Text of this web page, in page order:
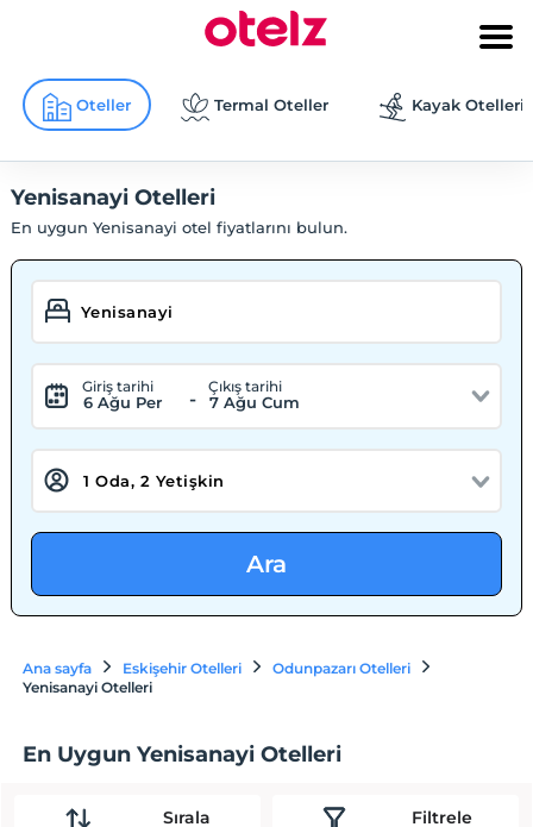
Oteller Termal Oteller Kayak Otelleri
Yenisanayi Otelleri
En uygun Yenisanayi otel fiyatlarını bulun.
Giriş tarihi
6 Ağu Per -
Çıkış tarihi
7 Ağu Cum
Ara
Ana sayfa Eskişehir Otelleri
Odunpazarı Otelleri
Yenisanayi Otelleri
En Uygun Yenisanayi Otelleri
Sırala Filtrele